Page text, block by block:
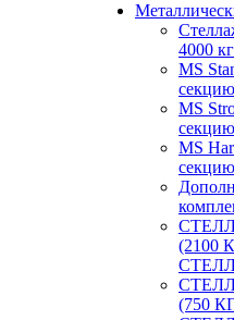
4000 кг
MS
MS
MS
(2100
(750